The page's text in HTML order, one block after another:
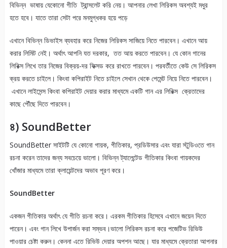
বিভিন্ন ভাষায় যেকোনো গীতি ট্রান্সলেট করি নেয়। আপনার লেখা লিরিকস অবশ্যই মধুর
হতে হবে। যাতে তারা সেটা পরে মনমুগ্ধকর হয়ে পড়ে
এখানে বিভিন্ন ডিভাইস ব্যবহার করে নিজের লিরিকস সাজিয়ে নিতে পারবেন। এখানে আয়
করার লিমিট নেই। অর্থাৎ আপনি যত দরকার, তত আয় করতে পারবেন। যে কোন গানের
লিরিক্স লিখে তার নিজের বিক্রয়-দর ফিক্সড করে রাখতে পারবেন। পরবর্তীতে কেউ সে লিরিকস
ক্রয় করতে চাইলে। কিংবা কপিরাইট নিতে চাইলে সেখান থেকে পেমেন্ট নিয়ে নিতে পারবেন।
এখানে লাইসেন্স কিংবা কপিরাইট দেয়ার করার মাধ্যমে একটি গান এর লিরিক্স ক্রেতাদের
কাছে পৌঁছে দিতে পারবেন।
৪) SoundBetter
SoundBetter সাইটটি যে কোনো গায়ক, গীতিকার, প্রডিউসার এবং যারা স্টুডিওতে গান
রচনা করেন তাদের জন্য সবচেয়ে ভালো। বিভিন্ন ট্যালেন্টেড গীতিকার কিংবা গায়কদের
খোঁজার মাধ্যমে তারা ক্লায়েন্টদের অভাব পূরণ করে।
SoundBetter
একজন গীতিকার অর্থাৎ যে গীতি রচনা করে। এরকম গীতিকার হিসেবে এখানে জয়েন দিতে
পারেন। এবং গান লিখে উপার্জন করা সম্ভব।ভালো লিরিকস রচনা করে পজেটিভ রিভিউ
পাওয়ার চেষ্টা করুন। কেননা এতে রিভিউ দেয়ার অপশন আছে। যার মাধ্যমে ক্রেতারা আপনার